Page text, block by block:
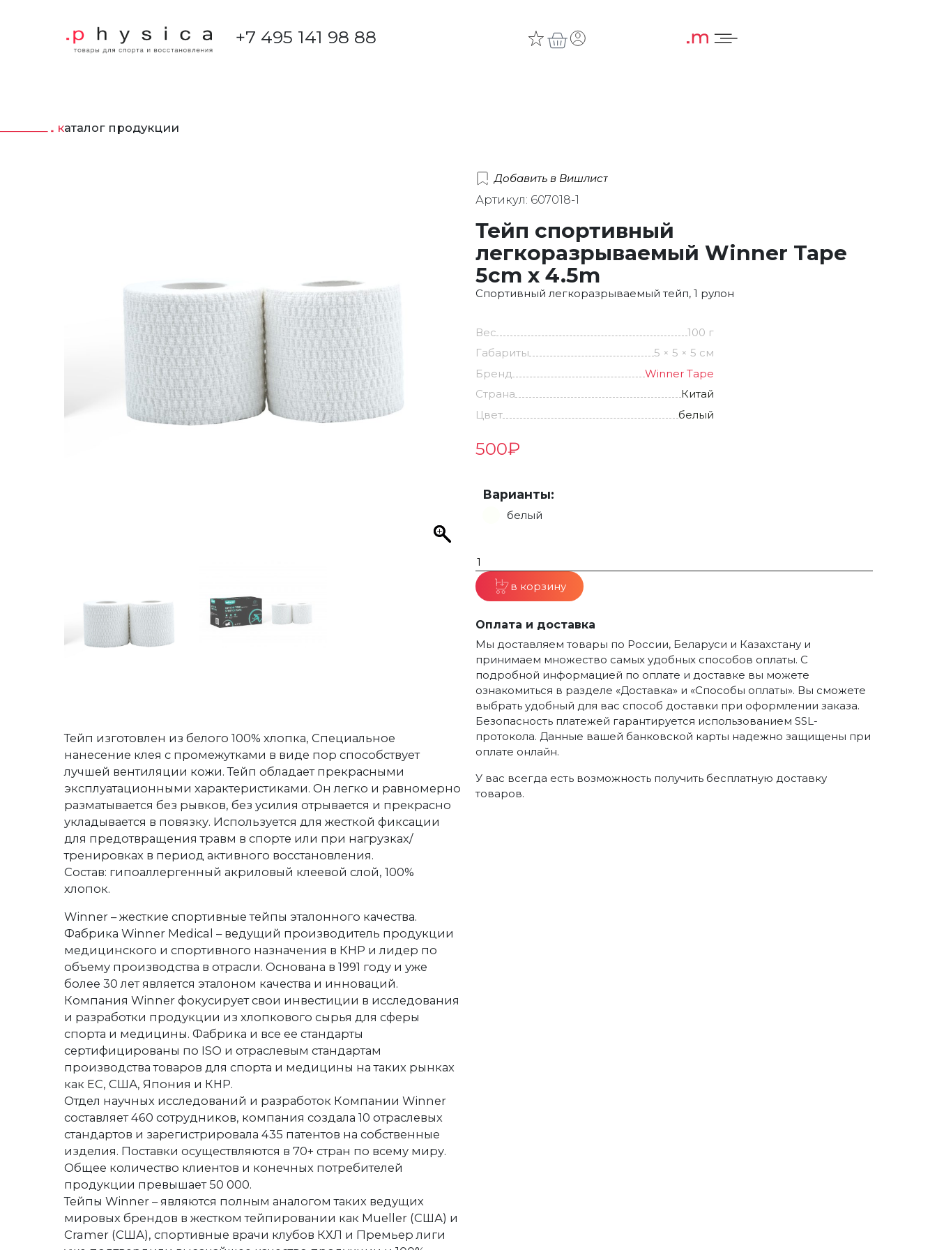
+7 495 141 98 88
каталог продукции
Тейп изготовлен из белого 100% хлопка, Специальное
нанесение клея с промежутками в виде пор способствует
лучшей вентиляции кожи. Тейп обладает прекрасными
эксплуатационными характеристиками. Он легко и равномерно
разматывается без рывков, без усилия отрывается и прекрасно
укладывается в повязку. Используется для жесткой фиксации
для предотвращения травм в спорте или при нагрузках/
тренировках в период активного восстановления.
Состав: гипоаллергенный акриловый клеевой слой, 100%
хлопок.
Winner – жесткие спортивные тейпы эталонного качества.
Фабрика Winner Medical – ведущий производитель продукции
медицинского и спортивного назначения в КНР и лидер по
объему производства в отрасли. Основана в 1991 году и уже
более 30 лет является эталоном качества и инноваций.
Компания Winner фокусирует свои инвестиции в исследования
и разработки продукции из хлопкового сырья для сферы
спорта и медицины. Фабрика и все ее стандарты
сертифицированы по ISO и отраслевым стандартам
производства товаров для спорта и медицины на таких рынках
как ЕС, США, Япония и КНР.
Отдел научных исследований и разработок Компании Winner
составляет 460 сотрудников, компания создала 10 отраслевых
стандартов и зарегистрировала 435 патентов на собственные
изделия. Поставки осуществляются в 70+ стран по всему миру.
Общее количество клиентов и конечных потребителей
продукции превышает 50 000.
Тейпы Winner – являются полным аналогом таких ведущих
мировых брендов в жестком тейпировании как Mueller (США) и
Cramer (США), спортивные врачи клубов КХЛ и Премьер лиги
Добавить в Вишлист
Артикул: 607018-1
Тейп спортивный
легкоразрываемый Winner Tape
5cm x 4.5m
Спортивный легкоразрываемый тейп, 1 рулон
Вес
100 г
Габариты
5 × 5 × 5 см
Бренд
Winner Tape
Страна
Китай
Цвет
белый
500₽
Варианты:
белый
в корзину
Оплата и доставка
Мы доставляем товары по России, Беларуси и Казахстану и
принимаем множество самых удобных способов оплаты. С
подробной информацией по оплате и доставке вы можете
ознакомиться в разделе «Доставка» и «Способы оплаты». Вы сможете
выбрать удобный для вас способ доставки при оформлении заказа.
Безопасность платежей гарантируется использованием SSL-
протокола. Данные вашей банковской карты надежно защищены при
оплате онлайн.
У вас всегда есть возможность получить бесплатную доставку
товаров.